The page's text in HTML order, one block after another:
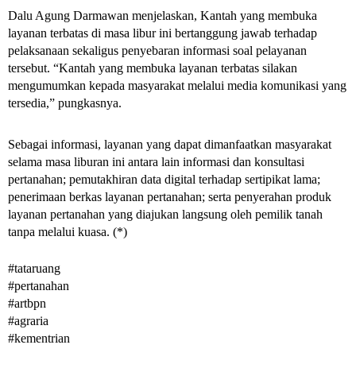
Dalu Agung Darmawan menjelaskan, Kantah yang membuka
layanan terbatas di masa libur ini bertanggung jawab terhadap
pelaksanaan sekaligus penyebaran informasi soal pelayanan
tersebut. “Kantah yang membuka layanan terbatas silakan
mengumumkan kepada masyarakat melalui media komunikasi yang
tersedia,” pungkasnya.
Sebagai informasi, layanan yang dapat dimanfaatkan masyarakat
selama masa liburan ini antara lain informasi dan konsultasi
pertanahan; pemutakhiran data digital terhadap sertipikat lama;
penerimaan berkas layanan pertanahan; serta penyerahan produk
layanan pertanahan yang diajukan langsung oleh pemilik tanah
tanpa melalui kuasa. (*)
#tataruang
#pertanahan
#artbpn
#agraria
#kementrian